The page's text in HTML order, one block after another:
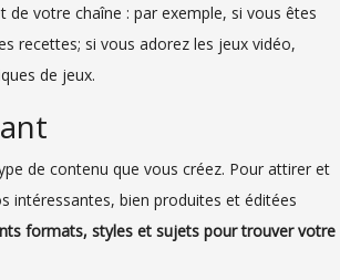
de votre chaîne : par exemple, si vous êtes
recettes; si vous adorez les jeux vidéo,
de jeux.
de contenu que vous créez. Pour attirer et
intéressantes, bien produites et éditées
formats, styles et sujets pour trouver votre